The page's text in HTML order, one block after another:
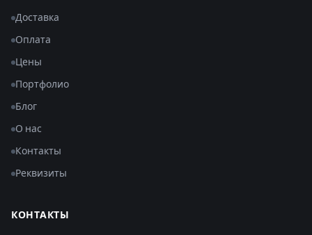
Доставка
Оплата
Цены
Портфолио
Блог
О нас
Контакты
Реквизиты
КОНТАКТЫ